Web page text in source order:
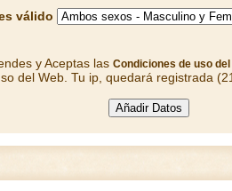
válido
y Aceptas las Condiciones de uso del
del Web. Tu ip, quedará registrada